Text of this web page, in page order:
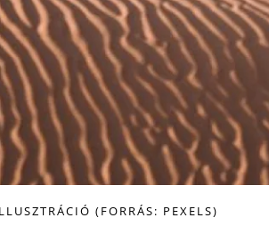
(FORRÁS: PEXELS)